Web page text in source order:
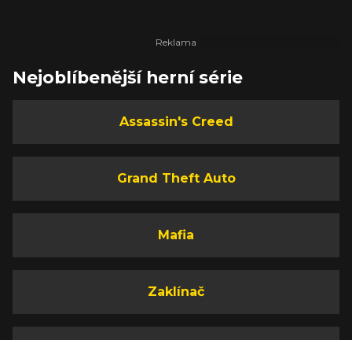
Nejoblíbenější herní série
Assassin's Creed
Grand Theft Auto
Mafia
Zaklínač